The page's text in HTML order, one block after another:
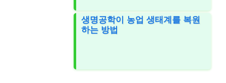
생명공학이 농업 생태계를 복원
하는 방법